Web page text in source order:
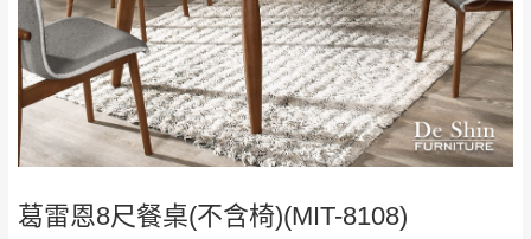
葛雷恩8尺餐桌(不含椅)(MIT-8108)